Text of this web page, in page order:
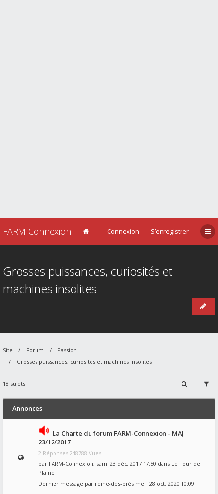
FARM Connexion Connexion S’enregistrer
Grosses puissances, curiosités et
machines insolites
Site Forum
Passion
Grosses puissances, curiosités et machines insolites
18 sujets
Annonces
La Charte du forum FARM-Connexion - MAJ
23/12/2017
2 Réponses 248788 Vues
par FARM-Connexion, sam. 23 déc. 2017 17:50 dans Le Tour de
Plaine
Dernier message par reine-des-prés mer. 28 oct. 2020 10:09